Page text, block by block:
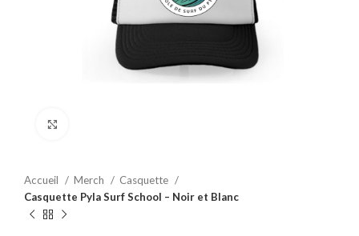
Accueil Merch
Casquette
Casquette Pyla Surf School – Noir et Blanc